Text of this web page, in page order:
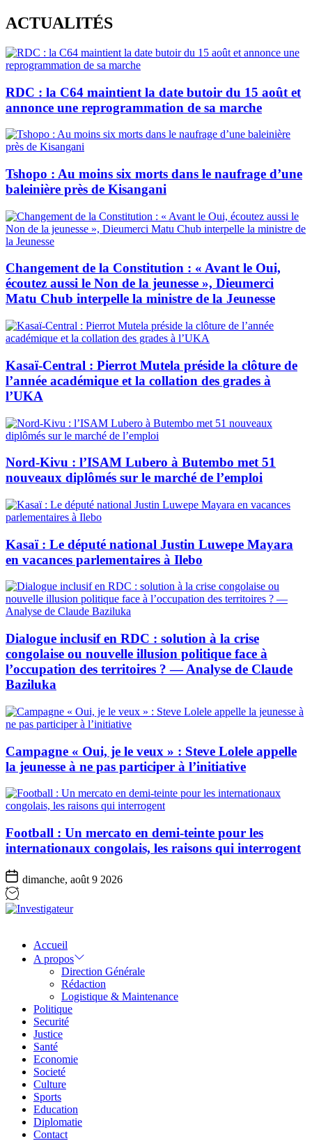
Skip
to
content
ACTUALITÉS
RDC : la C64 maintient la date butoir du 15 août et
annonce une reprogrammation de sa marche
Tshopo : Au moins six morts dans le naufrage d’une
baleinière près de Kisangani
Changement de la Constitution : « Avant le Oui,
écoutez aussi le Non de la jeunesse », Dieumerci
Matu Chub interpelle la ministre de la Jeunesse
Kasaï-Central : Pierrot Mutela préside la clôture de
l’année académique et la collation des grades à
l’UKA
Nord-Kivu : l’ISAM Lubero à Butembo met 51
nouveaux diplômés sur le marché de l’emploi
Kasaï : Le député national Justin Luwepe Mayara
en vacances parlementaires à Ilebo
Dialogue inclusif en RDC : solution à la crise
congolaise ou nouvelle illusion politique face à
l’occupation des territoires ? — Analyse de Claude
Baziluka
Campagne « Oui, je le veux » : Steve Lolele appelle
la jeunesse à ne pas participer à l’initiative
Football : Un mercato en demi-teinte pour les
internationaux congolais, les raisons qui interrogent
dimanche, août 9 2026
Accueil
A propos
Direction Générale
Rédaction
Logistique & Maintenance
Politique
Securité
Justice
Santé
Economie
Societé
Culture
Sports
Education
Diplomatie
Contact